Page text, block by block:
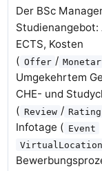
Der BSc
Studienangebot:
ECTS, Kosten
( Offer /
Umgekehrtem
CHE- und
( Review / Rating
Infotage ( Event
VirtualLocation